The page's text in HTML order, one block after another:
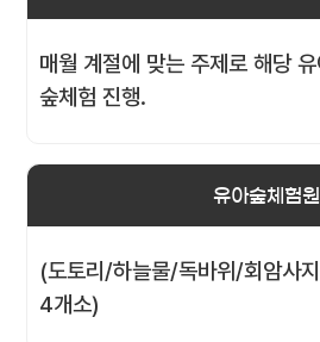
매월 계절에 맞는 주제로 해당
숲체험 진행.
유아숲체험원
(도토리/하늘물/독바위/회암사
4개소)